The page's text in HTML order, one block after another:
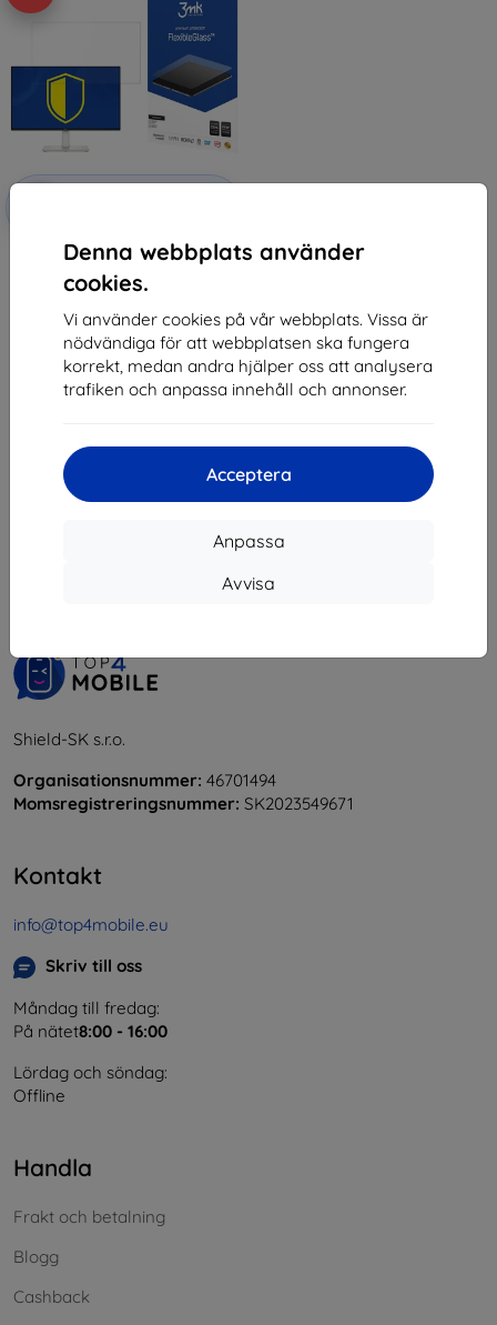
Denna webbplats använder
cookies.
Vi använder cookies på vår webbplats. Vissa är
nödvändiga för att webbplatsen ska fungera
korrekt, medan andra hjälper oss att analysera
trafiken och anpassa innehåll och annonser.
Acceptera
Anpassa
Avvisa
Rabatt
3mk FlexibleGlass Hybrid glass
for Dell S2425HS
414 kr
373 kr
I lager > 5 st
Shield-SK s.r.o.
Organisationsnummer: 46701494
Momsregistreringsnummer: SK2023549671
Kontakt
info@top4mobile.eu
Skriv till oss
Måndag till fredag:
På nätet8:00 - 16:00
Lördag och söndag:
Offline
Handla
Frakt och betalning
Blogg
Cashback